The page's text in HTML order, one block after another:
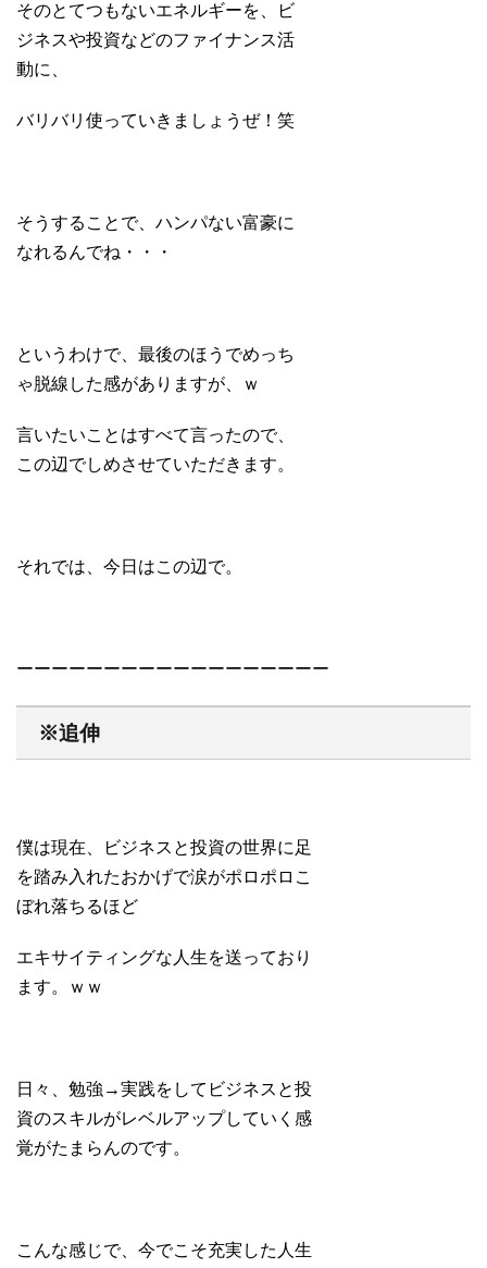
そのとてつもないエネルギーを、ビ
ジネスや投資などのファイナンス活
動に、
バリバリ使っていきましょうぜ！笑
そうすることで、ハンパない富豪に
なれるんでね・・・
というわけで、最後のほうでめっち
ゃ脱線した感がありますが、ｗ
言いたいことはすべて言ったので、
この辺でしめさせていただきます。
それでは、今日はこの辺で。
ーーーーーーーーーーーーーーーーーー
※追伸
僕は現在、ビジネスと投資の世界に足
を踏み入れたおかげで涙がポロポロこ
ぼれ落ちるほど
エキサイティングな人生を送っており
ます。ｗｗ
日々、勉強→実践をしてビジネスと投
資のスキルがレベルアップしていく感
覚がたまらんのです。
こんな感じで、今でこそ充実した人生